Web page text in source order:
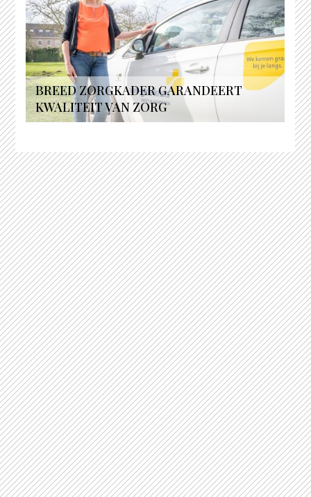
BREED ZORGKADER GARANDEERT
KWALITEIT VAN ZORG